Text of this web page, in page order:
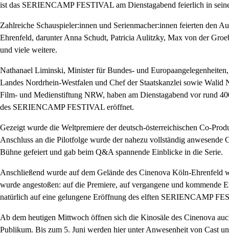
ist das SERIENCAMP FESTIVAL am Dienstagabend feierlich in
Zahlreiche Schauspieler:innen und Serienmacher:innen feierten den
Ehrenfeld, darunter Anna Schudt, Patricia Aulitzky, Max von der
und viele weitere.
Nathanael Liminski, Minister für Bundes- und
Landes Nordrhein-Westfalen und Chef der Staatskanzlei sowie Walid
Film- und Medienstiftung NRW, haben am Dienstagabend vor rund
des SERIENCAMP FESTIVAL eröffnet.
Gezeigt wurde die Weltpremiere der deutsch-österreichischen Co-
Anschluss an die Pilotfolge wurde der nahezu vollständig anwesende
Bühne gefeiert und gab beim Q&A spannende Einblicke in die Serie.
Anschließend wurde auf dem Gelände des Cinenova Köln-Ehrenfeld
wurde angestoßen: auf die Premiere, auf vergangene und kommende
natürlich auf eine gelungene Eröffnung des elften SERIENCAMP
Ab dem heutigen Mittwoch öffnen sich die Kinosäle des Cinenova
Publikum. Bis zum 5. Juni werden hier unter Anwesenheit von Cast